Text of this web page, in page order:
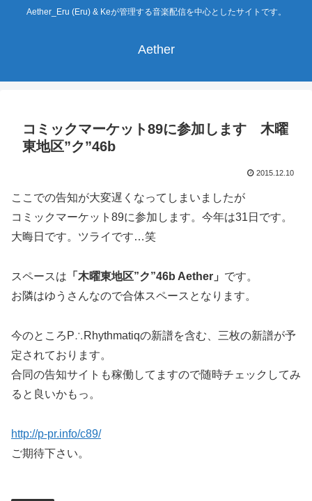
Aether_Eru (Eru) & Keが管理する音楽配信を中心としたサイトです。
Aether
コミックマーケット89に参加します 木曜
東地区”ク”46b
2015.12.10
ここでの告知が大変遅くなってしまいましたが
コミックマーケット89に参加します。今年は31日です。
大晦日です。ツライです…笑
スペースは 「木曜東地区”ク”46b Aether」 です。
お隣はゆうさんなので合体スペースとなります。
今のところP∴Rhythmatiqの新譜を含む、三枚の新譜が予
定されております。
合同の告知サイトも稼働してますので随時チェックしてみ
ると良いかもっ。
http://p-pr.info/c89/
ご期待下さい。